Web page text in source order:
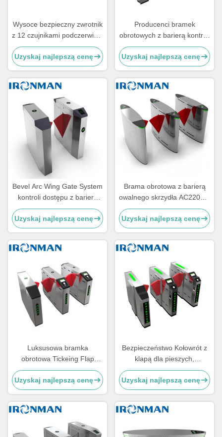
Wysoce bezpieczny zwrotnik
z 12 czujnikami podczerwieni
i bramą sterowaną biegami
ze stali nierdzewnej 304
Uzyskaj najlepszą cenę
Producenci bramek
obrotowych z barierą kontroli
dostępu dla dworca
autobusowego
Uzyskaj najlepszą cenę
Bevel Arc Wing Gate System
kontroli dostępu z barierą
klapy obrotowej
Uzyskaj najlepszą cenę
Brama obrotowa z barierą
owalnego skrzydła AC220V z
bezszczotkowym silnikiem
prądu stałego
Uzyskaj najlepszą cenę
Luksusowa bramka
obrotowa Tickeing Flap
Barrier 1500 * 300 * 980 mm
AISI SUS304 Obudowa
Uzyskaj najlepszą cenę
Bezpieczeństwo Kołowrót z
klapą dla pieszych,
Kołowrotki z wysokością w
pasie
Uzyskaj najlepszą cenę